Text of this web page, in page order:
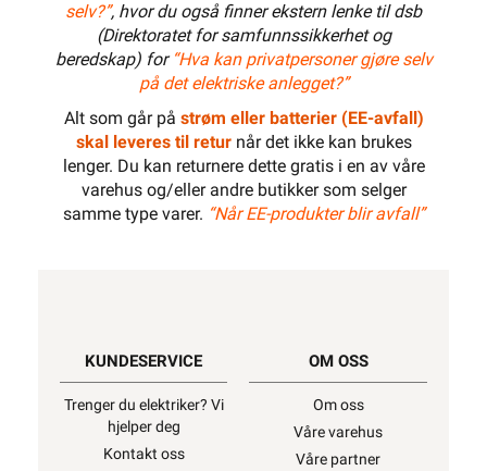
selv?”, hvor du også finner ekstern lenke til dsb
(Direktoratet for samfunnssikkerhet og
beredskap) for “Hva kan privatpersoner gjøre selv
på det elektriske anlegget?”
Alt som går på strøm eller batterier (EE-avfall)
skal leveres til returnår det ikke kan brukes
lenger. Du kan returnere dette gratis i en av våre
varehus og/eller andre butikker som selger
samme type varer. “Når EE-produkter blir avfall”
KUNDESERVICE
Trenger du elektriker? Vi
hjelper deg
Kontakt oss
OM OSS
Om oss
Våre varehus
Våre partner